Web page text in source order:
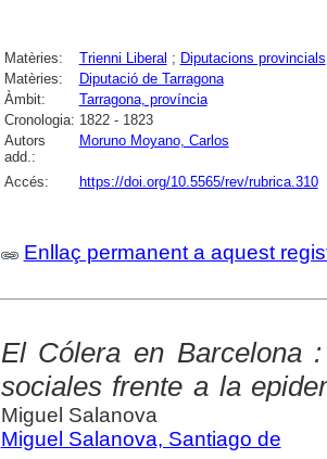
Matèries: Trienni Liberal ; Diputacions provincials
Matèries:
Diputació de Tarragona
Àmbit:
Tarragona, província
Cronologia: 1822 - 1823
Autors
add.:
Moruno Moyano, Carlos
Accés: https://doi.org/10.5565/rev/rubrica.310
Enllaç permanent a aquest
El Cólera en Barcelona
sociales frente a la
Miguel Salanova
Miguel Salanova, Santiago de